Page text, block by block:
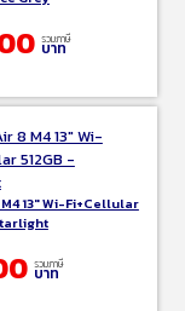
รวมภาษี
บาท
13″ Wi-Fi+Cellular
รวมภาษี
บาท